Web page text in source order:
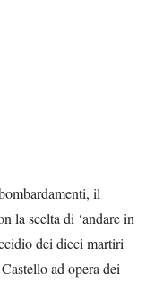
il
la scelta di ‘andare in
dei dieci martiri
ad opera dei